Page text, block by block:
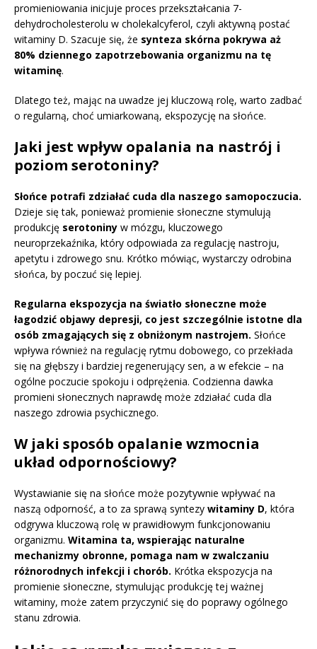
promieniowania inicjuje proces przekształcania 7-
dehydrocholesterolu w cholekalcyferol, czyli aktywną postać
witaminy D. Szacuje się, że synteza skórna pokrywa aż
80% dziennego zapotrzebowania organizmu na tę
witaminę.
Dlatego też, mając na uwadze jej kluczową rolę, warto zadbać
o regularną, choć umiarkowaną, ekspozycję na słońce.
Jaki jest wpływ opalania na nastrój i
poziom serotoniny?
Słońce potrafi zdziałać cuda dla naszego samopoczucia.
Dzieje się tak, ponieważ promienie słoneczne stymulują
produkcję serotoniny w mózgu, kluczowego
neuroprzekaźnika, który odpowiada za regulację nastroju,
apetytu i zdrowego snu. Krótko mówiąc, wystarczy odrobina
słońca, by poczuć się lepiej.
Regularna ekspozycja na światło słoneczne może
łagodzić objawy depresji, co jest szczególnie istotne dla
osób zmagających się z obniżonym nastrojem. Słońce
wpływa również na regulację rytmu dobowego, co przekłada
się na głębszy i bardziej regenerujący sen, a w efekcie – na
ogólne poczucie spokoju i odprężenia. Codzienna dawka
promieni słonecznych naprawdę może zdziałać cuda dla
naszego zdrowia psychicznego.
W jaki sposób opalanie wzmocnia
układ odpornościowy?
Wystawianie się na słońce może pozytywnie wpływać na
naszą odporność, a to za sprawą syntezy witaminy D, która
odgrywa kluczową rolę w prawidłowym funkcjonowaniu
organizmu. Witamina ta, wspierając naturalne
mechanizmy obronne, pomaga nam w zwalczaniu
różnorodnych infekcji i chorób. Krótka ekspozycja na
promienie słoneczne, stymulując produkcję tej ważnej
witaminy, może zatem przyczynić się do poprawy ogólnego
stanu zdrowia.